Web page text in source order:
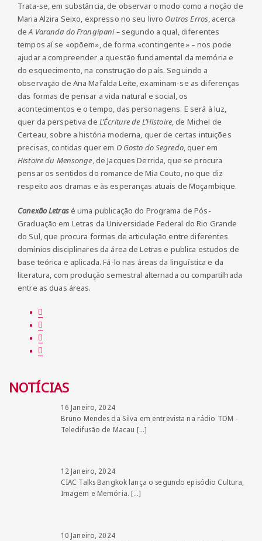
Trata-se, em substância, de observar o modo como a noção de
Maria Alzira Seixo, expresso no seu livro Outros Erros, acerca
deA Varanda do Frangipani – segundo a qual, diferentes
tempos aí se «opõem», de forma «contingente» – nos pode
ajudar a compreender a questão fundamental da memória e
do esquecimento, na construção do país. Seguindo a
observação de Ana Mafalda Leite, examinam-se as diferenças
das formas de pensar a vida natural e social, os
acontecimentos e o tempo, das personagens. E será à luz,
quer da perspetiva de L’Écriture de L’Histoire, de Michel de
Certeau, sobre a história moderna, quer de certas intuições
precisas, contidas quer em O Gosto do Segredo, quer em
Histoire du Mensonge, de Jacques Derrida, que se procura
pensar os sentidos do romance de Mia Couto, no que diz
respeito aos dramas e às esperanças atuais de Moçambique.
Conexão Letrasé uma publicação do Programa de Pós-
Graduação em Letras da Universidade Federal do Rio Grande
do Sul, que procura formas de articulação entre diferentes
domínios disciplinares da área de Letras e publica estudos de
base teórica e aplicada. Fá-lo nas áreas da linguística e da
literatura, com produção semestral alternada ou compartilhada
entre as duas áreas.
NOTÍCIAS
16 Janeiro, 2024
Bruno Mendes da Silva em entrevista na rádio TDM -
Teledifusão de Macau […]
12 Janeiro, 2024
CIAC Talks Bangkok lança o segundo episódio Cultura,
Imagem e Memória. […]
10 Janeiro, 2024